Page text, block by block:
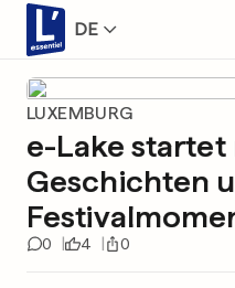
DE
LUXEMBURG
e-Lake startet
Geschichten
0 4 0